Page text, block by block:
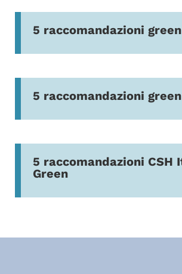
5 raccomandazioni
5 raccomandazioni
5 raccomandazioni
Green